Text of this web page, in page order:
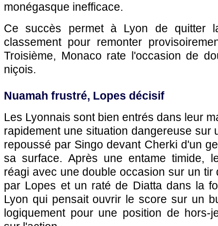
monégasque inefficace.
Ce succès permet à Lyon de quitter
classement pour remonter
Troisième, Monaco rate l'occasion de
niçois.
Nuamah frustré, Lopes décisif
Les Lyonnais sont bien entrés dans leur
rapidement une situation dangereuse sur
repoussé par Singo devant Cherki d'un
sa surface. Après une entame timide,
réagi avec une double occasion sur un tir
par Lopes et un raté de Diatta dans la
Lyon qui pensait ouvrir le score sur un
logiquement pour une position de hors-